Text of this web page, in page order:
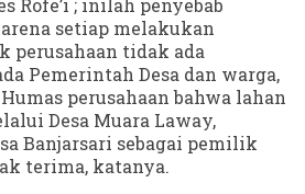
Rofe’i ; inilah penyebab
setiap melakukan
perusahaan tidak ada
Pemerintah Desa dan warga,
perusahaan bahwa lahan
Desa Muara Laway,
Banjarsari sebagai pemilik
terima, katanya.